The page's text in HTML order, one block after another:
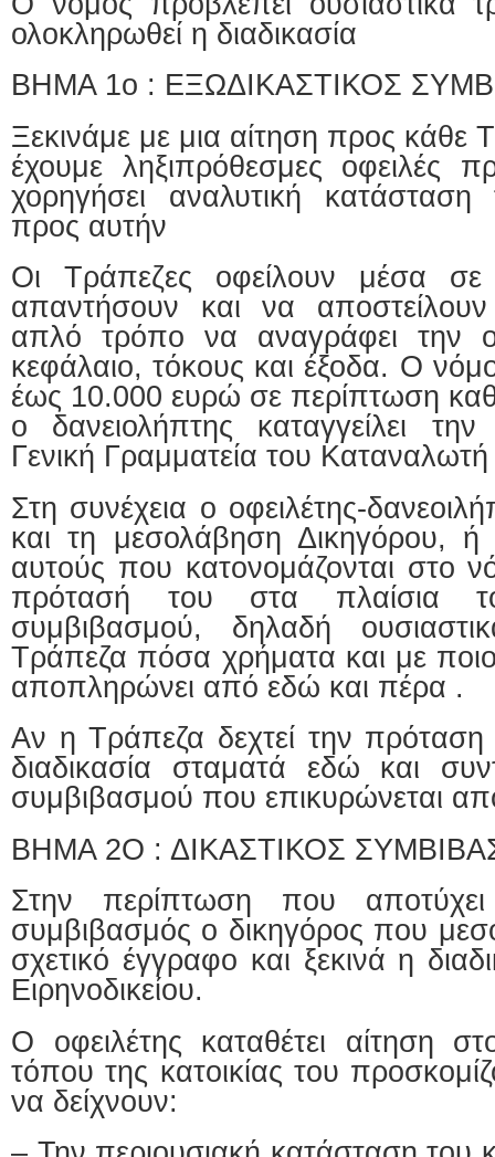
ολοκληρωθεί η διαδικασία
ΒΗΜΑ 1o : ΕΞΩΔΙΚΑΣΤΙΚΟΣ
Ξεκινάμε με μια αίτηση προς κάθε
έχουμε ληξιπρόθεσμες οφειλές
χορηγήσει αναλυτική
προς αυτήν
Οι Τράπεζες οφείλουν μέσα
απαντήσουν και να
απλό τρόπο να αναγράφει την
κεφάλαιο, τόκους και έξοδα. Ο
έως 10.000 ευρώ σε περίπτωση
ο δανειολήπτης καταγγείλει
Γενική Γραμματεία του
Στη συνέχεια ο οφειλέτης-
και τη μεσολάβηση Δικηγόρου,
αυτούς που κατονομάζονται στο
πρότασή του στα πλαίσια
συμβιβασμού, δηλαδή
Τράπεζα πόσα χρήματα και με
αποπληρώνει από εδώ και πέρα .
Αν η Τράπεζα δεχτεί την πρόταση
διαδικασία σταματά εδώ και
συμβιβασμού που επικυρώνεται
ΒΗΜΑ 2Ο : ΔΙΚΑΣΤΙΚΟΣ
Στην περίπτωση που αποτύχει
συμβιβασμός ο δικηγόρος που
σχετικό έγγραφο και ξεκινά η
Ειρηνοδικείου.
Ο οφειλέτης καταθέτει αίτηση
τόπου της κατοικίας του
να δείχνουν: